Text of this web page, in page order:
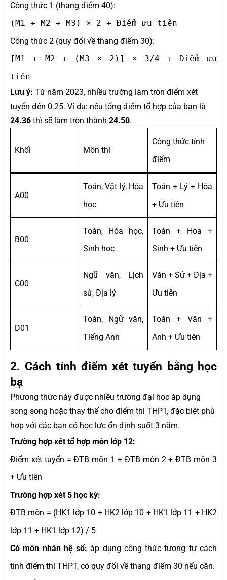
Công thức 1 (thang điểm 40):
(M1 + M2 + M3) × 2 + Điểm ưu tiên
Công thức 2 (quy đổi về thang điểm 30):
[M1 + M2 + (M3 × 2)] × 3/4 + Điểm ưu
tiên
Lưu ý: Từ năm 2023, nhiều trường làm tròn điểm xét
tuyển đến 0.25. Ví dụ: nếu tổng điểm tổ hợp của bạn là
24.36 thì sẽ làm tròn thành 24.50.
Khối Môn thi
Công thức tính
điểm
A00
Toán, Vật lý, Hóa
học
Toán + Lý + Hóa
+ Ưu tiên
B00
Toán, Hóa học,
Sinh học
Toán + Hóa +
Sinh + Ưu tiên
C00
Ngữ văn, Lịch
sử, Địa lý
Văn + Sử + Địa +
Ưu tiên
D01
Toán, Ngữ văn,
Tiếng Anh
Toán + Văn +
Anh + Ưu tiên
2. Cách tính điểm xét tuyển bằng học
bạ
Phương thức này được nhiều trường đại học áp dụng
song song hoặc thay thế cho điểm thi THPT, đặc biệt phù
hợp với các bạn có học lực ổn định suốt 3 năm.
Trường hợp xét tổ hợp môn lớp 12:
Điểm xét tuyển = ĐTB môn 1 + ĐTB môn 2 + ĐTB môn 3
+ Ưu tiên
Trường hợp xét 5 học kỳ:
ĐTB môn = (HK1 lớp 10 + HK2 lớp 10 + HK1 lớp 11 + HK2
lớp 11 + HK1 lớp 12) / 5
Có môn nhân hệ số: áp dụng công thức tương tự cách
tính điểm thi THPT, có quy đổi về thang điểm 30 nếu cần.